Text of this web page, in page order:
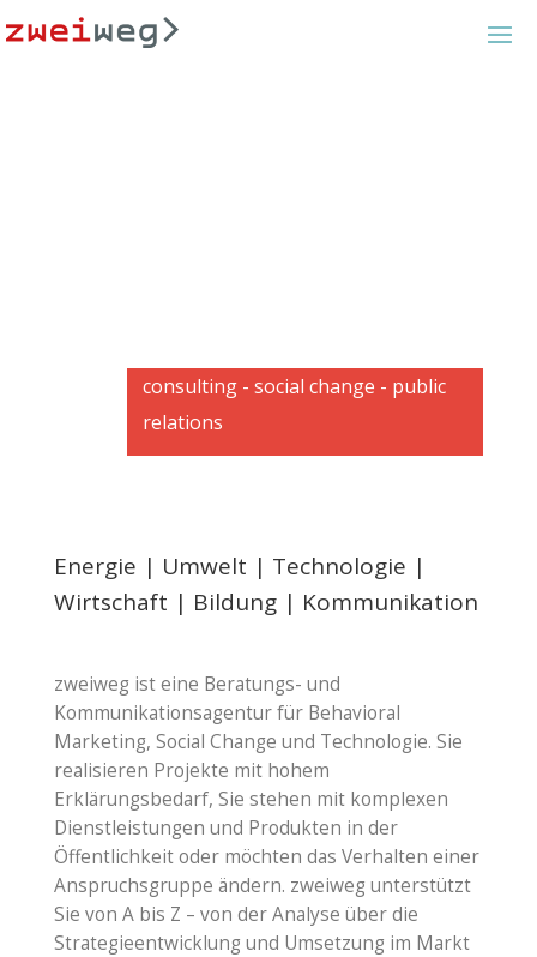
consulting - social change - public
relations
Energie | Umwelt | Technologie |
Wirtschaft | Bildung | Kommunikation
zweiweg ist eine Beratungs- und
Kommunikationsagentur für Behavioral
Marketing, Social Change und Technologie. Sie
realisieren Projekte mit hohem
Erklärungsbedarf, Sie stehen mit komplexen
Dienstleistungen und Produkten in der
Öffentlichkeit oder möchten das Verhalten einer
Anspruchsgruppe ändern. zweiweg unterstützt
Sie von A bis Z – von der Analyse über die
Strategieentwicklung und Umsetzung im Markt